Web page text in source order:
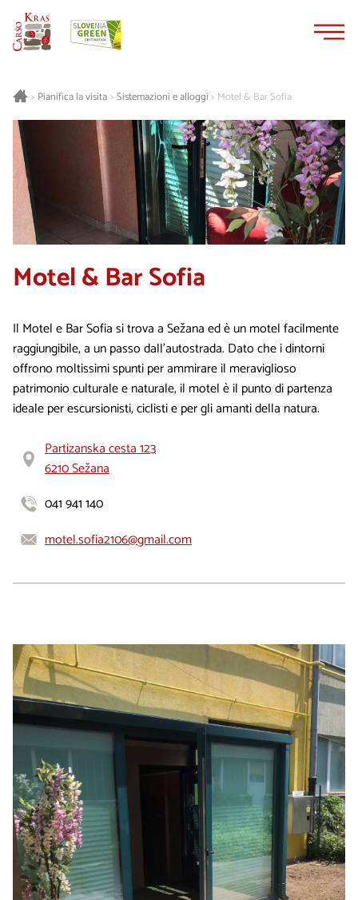
> Pianifica la visita> Sistemazioni e alloggi > Motel & Bar Sofia
Motel & Bar Sofia
Il Motel e Bar Sofia si trova a Sežana ed è un motel facilmente
raggiungibile, a un passo dall’autostrada. Dato che i dintorni
offrono moltissimi spunti per ammirare il meraviglioso
patrimonio culturale e naturale, il motel è il punto di partenza
ideale per escursionisti, ciclisti e per gli amanti della natura.
Partizanska cesta 123
6210 Sežana
041 941 140
motel.sofia2106@gmail.com